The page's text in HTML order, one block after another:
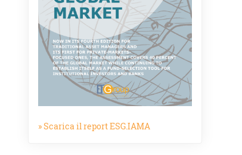
» Scarica il report ESG.IAMA